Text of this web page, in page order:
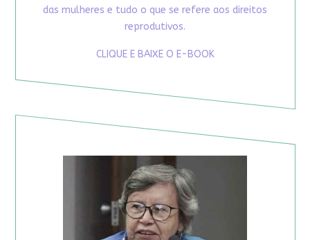
das mulheres e tudo o que se refere aos direitos
reprodutivos.
CLIQUE E BAIXE O E-BOOK